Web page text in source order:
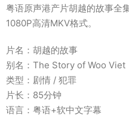
粤语原声港产片胡越的故事全
1080P高清MKV格式。
片名：胡越的故事
别名：The Story of Woo Viet
类型：剧情 / 犯罪
片长：85分钟
语言：粤语+软中文字幕